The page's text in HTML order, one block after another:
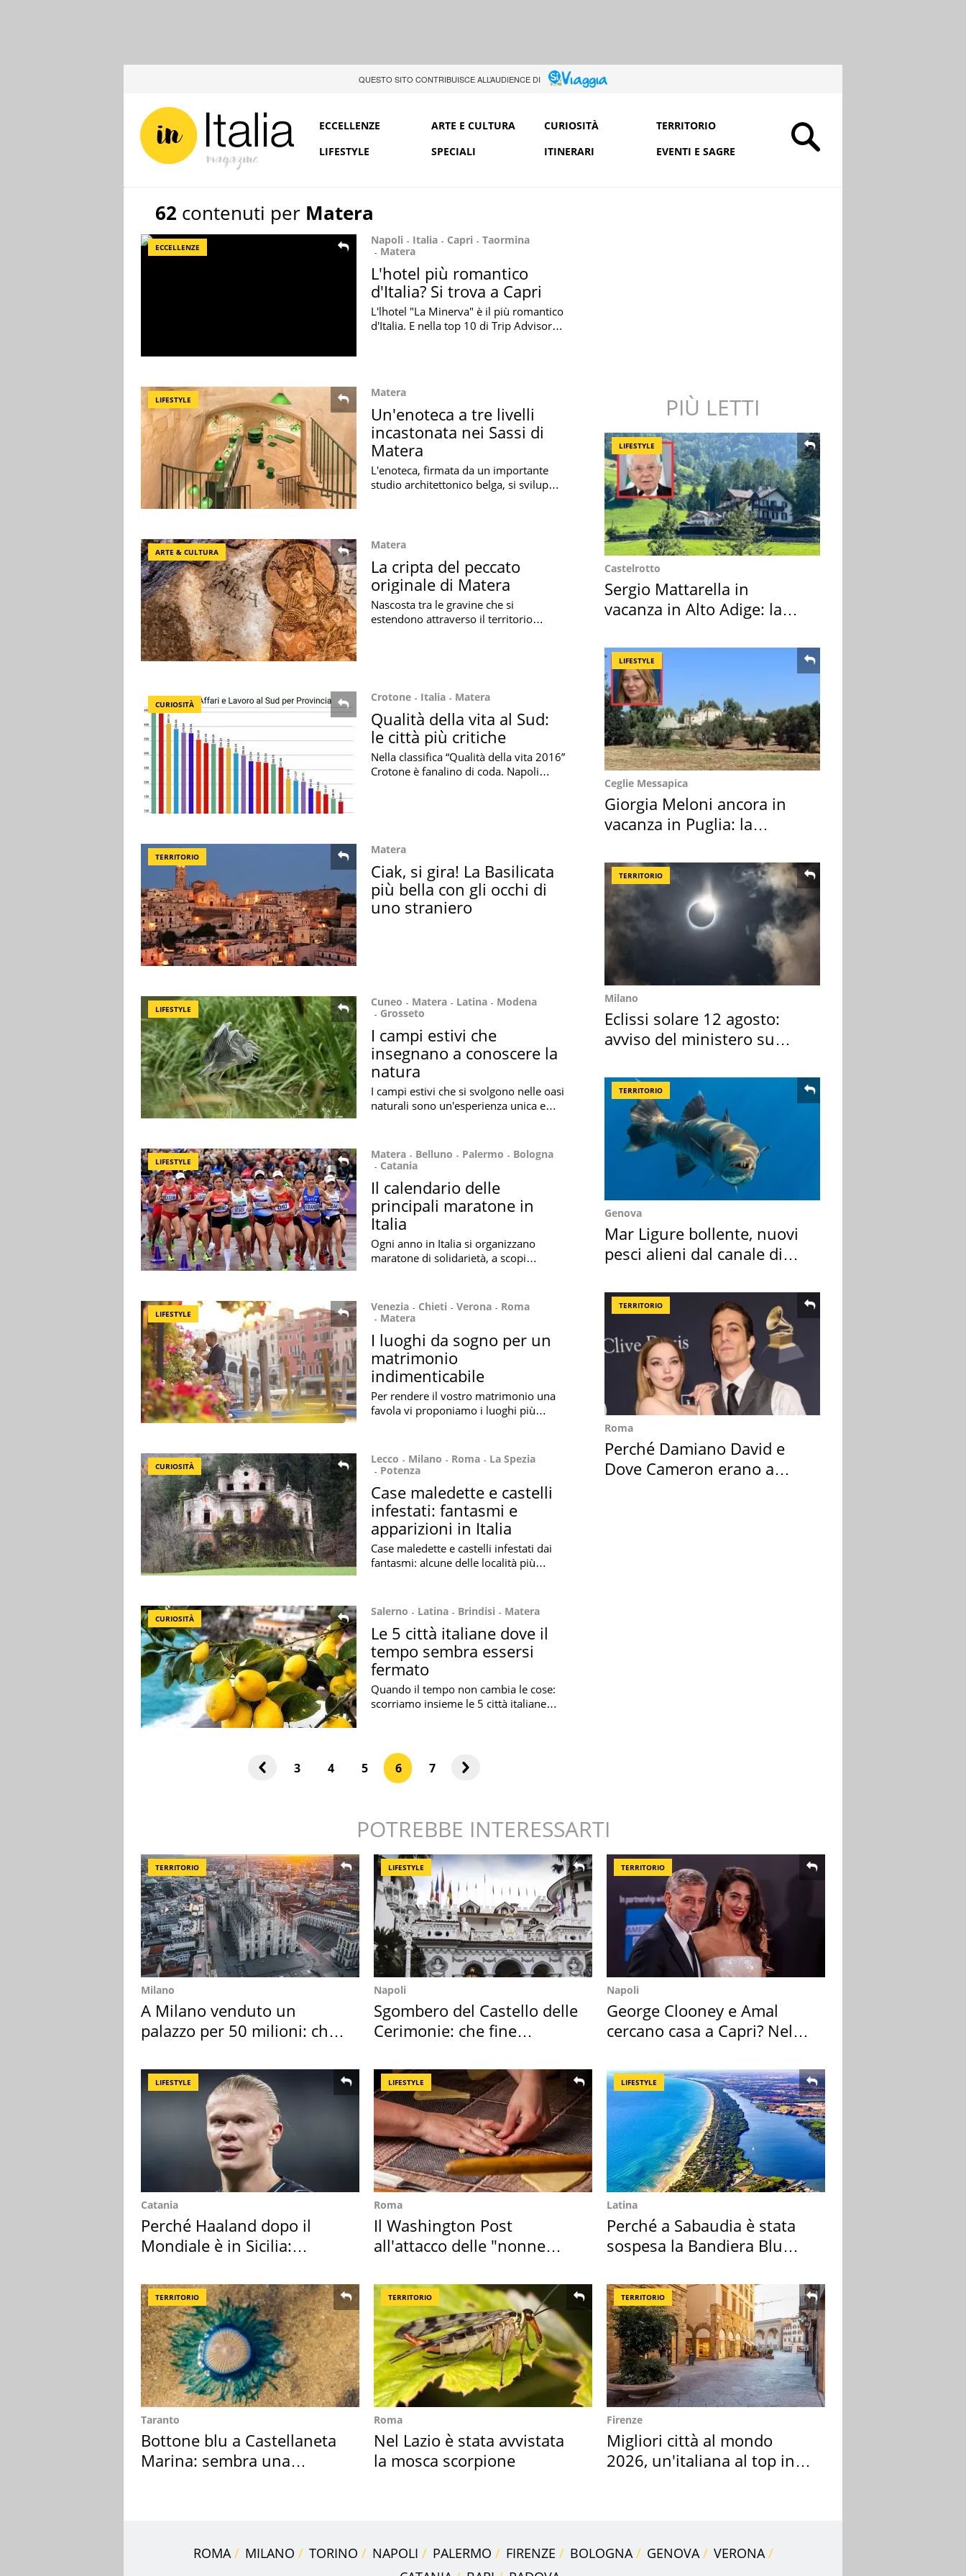
QUESTO SITO CONTRIBUISCE ALL’AUDIENCE DI
ECCELLENZE ARTE E CULTURA CURIOSITÀ
TERRITORIO
LIFESTYLE
SPECIALI ITINERARI EVENTI E SAGRE
62 contenuti per Matera
ECCELLENZE
Napoli Italia Capri
Taormina
Matera
L'hotel più romantico
d'Italia? Si trova a Capri
L'lhotel "La Minerva" è il più romantico
d'Italia. E nella top 10 di Trip Advisor,
LIFESTYLE
Matera
Un'enoteca a tre livelli
incastonata nei Sassi di
Matera
L'enoteca, firmata da un importante
studio architettonico belga, si sviluppa
ARTE & CULTURA
Matera
La cripta del peccato
originale di Matera
Nascosta tra le gravine che si
estendono attraverso il territorio
CURIOSITÀ
Crotone Italia Matera
Qualità della vita al Sud:
le città più critiche
Nella classifica “Qualità della vita 2016”
Crotone è fanalino di coda. Napoli
TERRITORIO
Matera
Ciak, si gira! La Basilicata
più bella con gli occhi di
uno straniero
LIFESTYLE
Cuneo Matera Latina
Modena
Grosseto
I campi estivi che
insegnano a conoscere la
natura
I campi estivi che si svolgono nelle oasi
naturali sono un'esperienza unica e
LIFESTYLE
Matera Belluno Palermo
Bologna
Catania
Il calendario delle
principali maratone in
Italia
Ogni anno in Italia si organizzano
maratone di solidarietà, a scopi
LIFESTYLE
Venezia Chieti Verona
Roma
Matera
I luoghi da sogno per un
matrimonio
indimenticabile
Per rendere il vostro matrimonio una
favola vi proponiamo i luoghi più
CURIOSITÀ
Lecco Milano Roma
La Spezia
Potenza
Case maledette e castelli
infestati: fantasmi e
apparizioni in Italia
Case maledette e castelli infestati dai
fantasmi: alcune delle località più
CURIOSITÀ
Salerno Latina Brindisi Matera
Le 5 città italiane dove il
tempo sembra essersi
fermato
Quando il tempo non cambia le cose:
scorriamo insieme le 5 città italiane
3 4 5 6 7
PIÙ LETTI
LIFESTYLE
Castelrotto
Sergio Mattarella in
vacanza in Alto Adige: la
LIFESTYLE
Ceglie Messapica
Giorgia Meloni ancora in
vacanza in Puglia: la
TERRITORIO
Milano
Eclissi solare 12 agosto:
avviso del ministero su
TERRITORIO
Genova
Mar Ligure bollente, nuovi
pesci alieni dal canale di
TERRITORIO
Roma
Perché Damiano David e
Dove Cameron erano a
POTREBBE INTERESSARTI
TERRITORIO
Milano
A Milano venduto un
palazzo per 50 milioni: chi
LIFESTYLE
Napoli
Sgombero del Castello delle
Cerimonie: che fine
TERRITORIO
Napoli
George Clooney e Amal
cercano casa a Capri? Nel
LIFESTYLE
Catania
Perché Haaland dopo il
Mondiale è in Sicilia:
LIFESTYLE
Roma
Il Washington Post
all'attacco delle "nonne
LIFESTYLE
Latina
Perché a Sabaudia è stata
sospesa la Bandiera Blu
TERRITORIO
Taranto
Bottone blu a Castellaneta
Marina: sembra una
TERRITORIO
Roma
Nel Lazio è stata avvistata
la mosca scorpione
TERRITORIO
Firenze
Migliori città al mondo
2026, un'italiana al top in
ROMA MILANO TORINO NAPOLI PALERMO FIRENZE BOLOGNA GENOVA
VERONA